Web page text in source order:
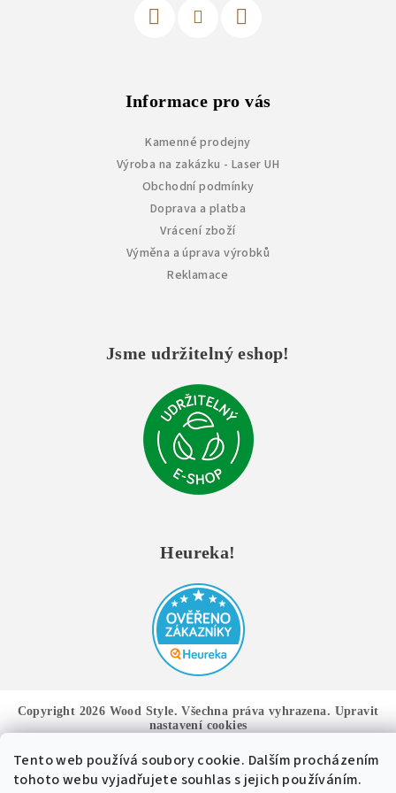
Tento web používá soubory cookie. Dalším procházením
tohoto webu vyjadřujete souhlas s jejich používáním.
Informace pro vás
Kamenné prodejny
Výroba na zakázku - Laser UH
Obchodní podmínky
Doprava a platba
Vrácení zboží
Výměna a úprava výrobků
Reklamace
Jsme udržitelný eshop!
Heureka!
Copyright 2026 Wood Style. Všechna práva vyhrazena. Upravit
nastavení cookies
Vytvořil Shoptet